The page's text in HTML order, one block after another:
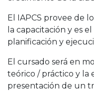
El IAPCS provee de
la capacitación y es
planificación y
El cursado será en
teórico / práctico y la
presentación de un